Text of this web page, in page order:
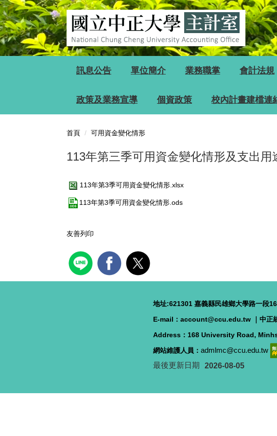
跳
到
主
要
內
容
訊息公告 單位簡介 業務職掌 會計法規
政策及業務宣導 個資政策 校內計畫建檔連
首頁 可用資金變化情形
113年第三季可用資金變化情形及支出用
113年第3季可用資金變化情形.xlsx
113年第3季可用資金變化情形.ods
友善列印
地址:621301 嘉義縣民雄鄉大學路一段
E-mail：account@ccu.edu.tw
｜ 中正
Address：168 University Road,
網站維護人員： admlmc@ccu.edu.tw
最後更新日期
2026-08-05